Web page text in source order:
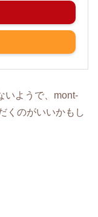
いようで、mont-
くのがいいかもし